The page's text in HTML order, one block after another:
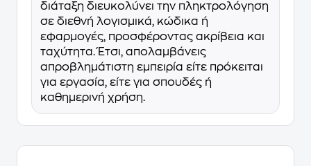
διάταξη διευκολύνει την πληκτρολόγηση
σε διεθνή λογισμικά, κώδικα ή
εφαρμογές, προσφέροντας ακρίβεια και
ταχύτητα. Έτσι, απολαμβάνεις
απροβλημάτιστη εμπειρία είτε πρόκειται
για εργασία, είτε για σπουδές ή
καθημερινή χρήση.